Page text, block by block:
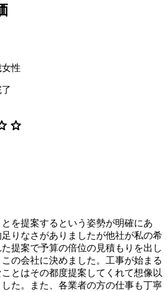
女性
star
を提案するという姿勢が明確にあ
りなさがありましたが他社が私の希
提案で予算の倍位の見積もりを出し
の会社に決めました。工事が始まる
とはその都度提案してくれて想像以
した。また、各業者の方の仕事も丁寧